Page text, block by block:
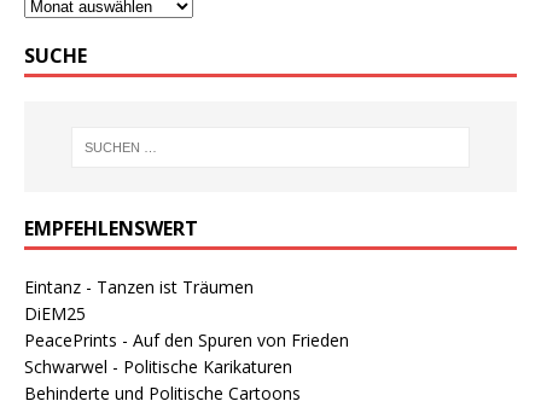
SUCHE
EMPFEHLENSWERT
Eintanz - Tanzen ist Träumen
DiEM25
PeacePrints - Auf den Spuren von Frieden
Schwarwel - Politische Karikaturen
Behinderte und Politische Cartoons